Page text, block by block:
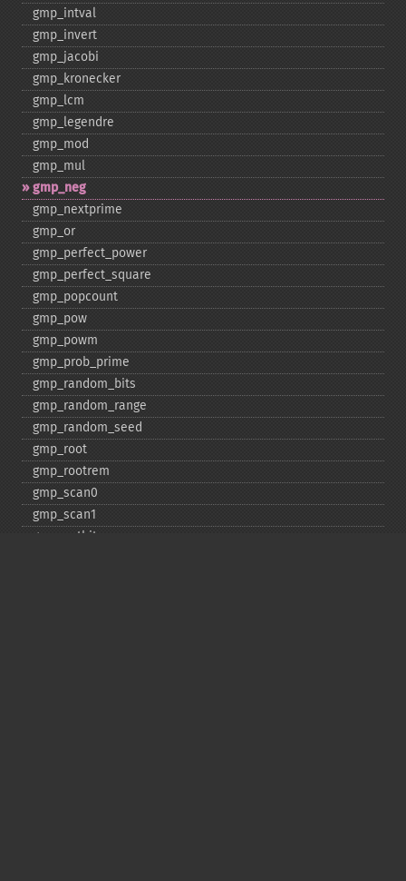
gmp_​intval
gmp_​invert
gmp_​jacobi
gmp_​kronecker
gmp_​lcm
gmp_​legendre
gmp_​mod
gmp_​mul
gmp_​neg
gmp_​nextprime
gmp_​or
gmp_​perfect_​power
gmp_​perfect_​square
gmp_​popcount
gmp_​pow
gmp_​powm
gmp_​prob_​prime
gmp_​random_​bits
gmp_​random_​range
gmp_​random_​seed
gmp_​root
gmp_​rootrem
gmp_​scan0
gmp_​scan1
gmp_​setbit